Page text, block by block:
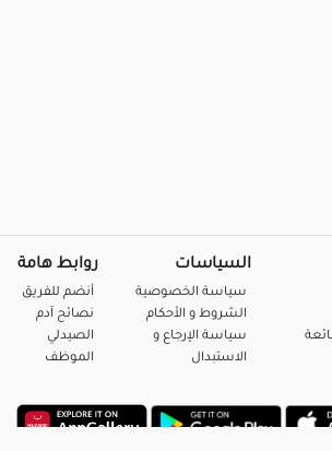
السياسات
سياسة الخصوصية
الشروط و الأحكام
سياسة الإرجاع و
الاستبدال
روابط هامة
أنضم للفريق
نصائح آدم
الصيدلي
الموظف